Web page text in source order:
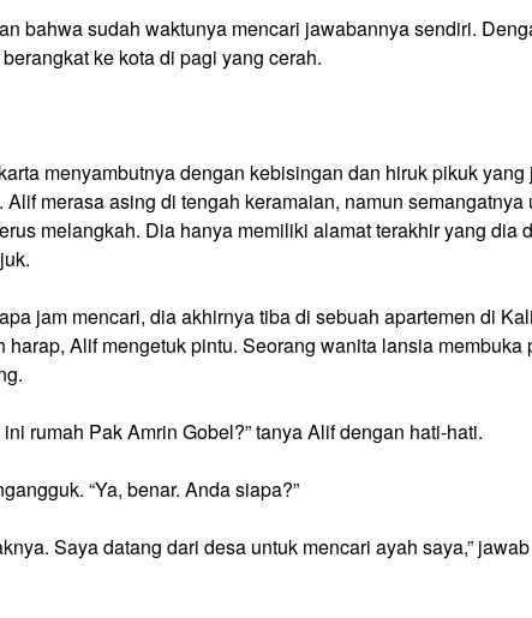
bahwa sudah waktunya mencari jawabannya sendiri.
ke kota di pagi yang cerah.
menyambutnya dengan kebisingan dan hiruk pikuk
Alif merasa asing di tengah keramaian, namun semangatnya
melangkah. Dia hanya memiliki alamat terakhir yang dia
jam mencari, dia akhirnya tiba di sebuah apartemen di
harap, Alif mengetuk pintu. Seorang wanita lansia membuka
ini rumah Pak Amrin Gobel?” tanya Alif dengan hati-hati.
“Ya, benar. Anda siapa?”
Saya datang dari desa untuk mencari ayah saya,”